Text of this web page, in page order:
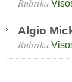
Algio
Rubrika